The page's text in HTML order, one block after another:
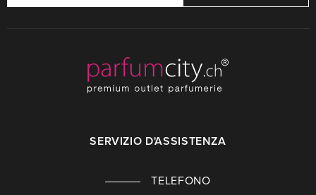
SERVIZIO D'ASSISTENZA
TELEFONO